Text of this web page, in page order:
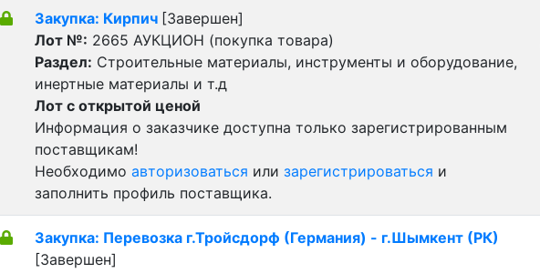
Закупка: Кирпич [Завершен]
Лот №: 2665 АУКЦИОН (покупка товара)
Раздел: Строительные материалы, инструменты и оборудование,
инертные материалы и т.д
Лот с открытой ценой
Информация о заказчике доступна только зарегистрированным
поставщикам!
Необходимо авторизоваться или зарегистрироваться и
заполнить профиль поставщика.
Закупка: Перевозка г.Тройсдорф (Германия) - г.Шымкент (РК)
[Завершен]